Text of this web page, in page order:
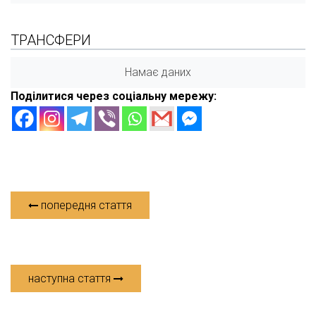
ТРАНСФЕРИ
Намає даних
Поділитися через соціальну мережу:
попередня стаття
наступна стаття